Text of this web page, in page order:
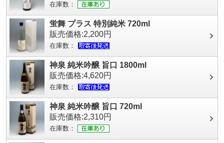
在庫数：
蛍舞 プラス 特別純米 720ml
販売価格:2,200円
在庫数：
神泉 純米吟醸 旨口 1800ml
販売価格:4,620円
在庫数：
神泉 純米吟醸 旨口 720ml
販売価格:2,310円
在庫数：